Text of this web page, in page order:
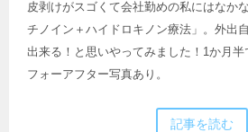
皮剥けがスゴくて会社勤めの私にはなか
チノイン＋ハイドロキノン療法」。外出
出来る！と思いやってみました！1か月
フォーアフター写真あり。
記事を読む